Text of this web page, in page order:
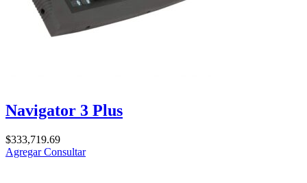
Navigator 3 Plus
$333,719.69
AgregarConsultar